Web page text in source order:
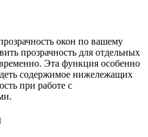
окон по вашему
прозрачность для отдельных
Эта функция особенно
содержимое нижележащих
при работе с